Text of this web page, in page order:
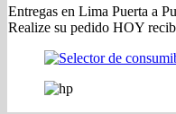
Entregas en Lima Puerta a
Realize su pedido HOY